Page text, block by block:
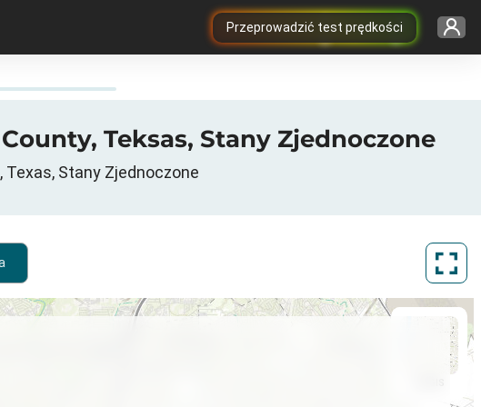
Przeprowadzić test prędkości
Teksas, Stany Zjednoczone
Stany Zjednoczone